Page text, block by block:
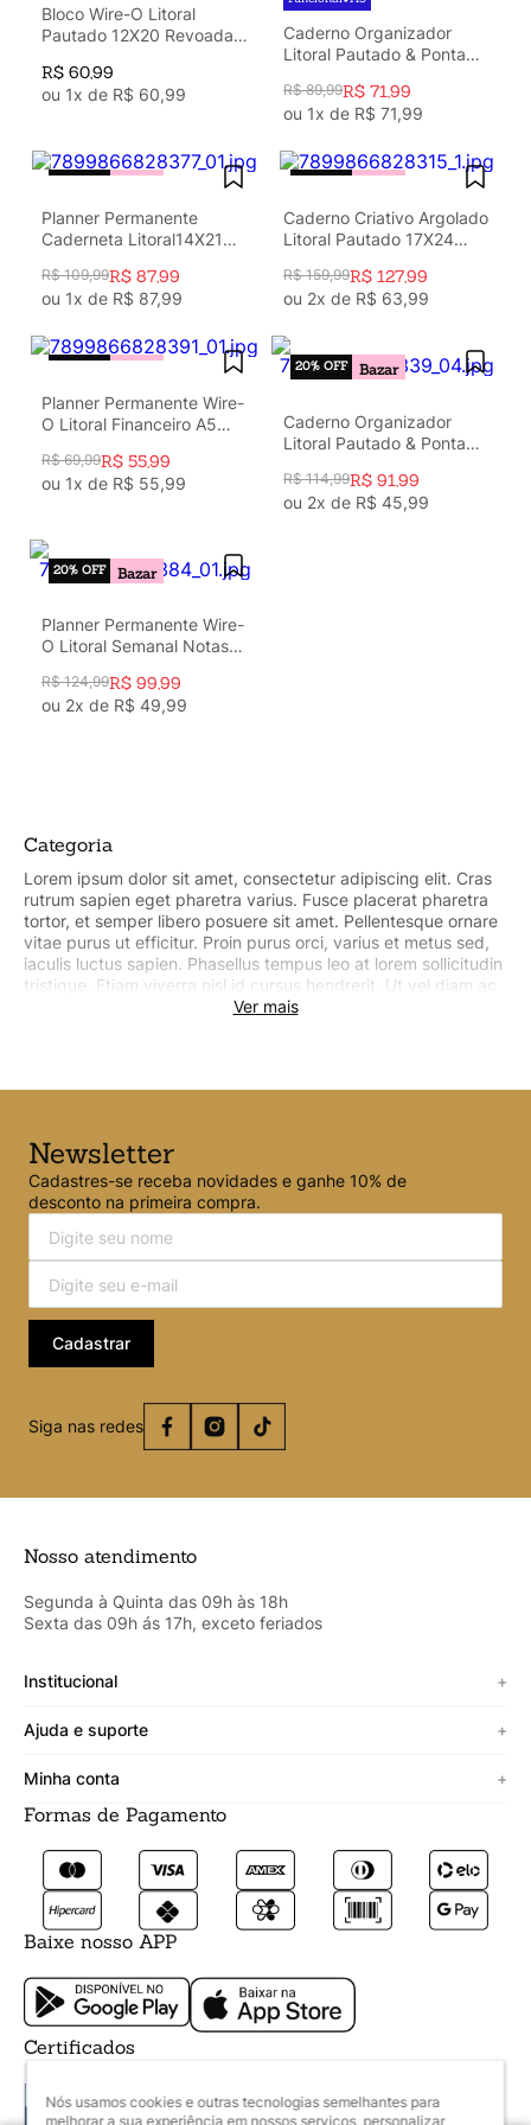
Nós usamos cookies e outras tecnologias semelhantes para
melhorar a sua experiência em nossos serviços, personalizar
Bloco Wire-O Litoral
Pautado 12X20 Revoada
R$ 60,99
ou 1x de R$ 60,99
Caderno Organizador
Litoral Pautado & Pontado
R$ 89,99R$ 71,99
ou 1x de R$ 71,99
20%OFF
Planner Permanente
Caderneta Litoral14X21
R$ 109,99R$ 87,99
ou 1x de R$ 87,99
20%OFF
Caderno Criativo Argolado
Litoral Pautado 17X24
R$ 159,99R$ 127,99
ou 2x de R$ 63,99
20%OFF
Planner Permanente Wire-
O Litoral Financeiro A5
R$ 69,99R$ 5599
ou 1x de R$ 55,99
20% OFF Bazar
Caderno Organizador
Litoral Pautado & Pontado
R$ 114,99R$ 91 99
ou 2x de R$ 45,99
20% OFF Bazar
Planner Permanente Wire-
O Litoral Semanal Notas
R$ 124,99R$ 99,99
ou 2x de R$ 49,99
Categoria
Lorem ipsum dolor sit amet, consectetur adipiscing elit. Cras
rutrum sapien eget pharetra varius. Fusce placerat pharetra
tortor, et semper libero posuere sit amet. Pellentesque ornare
vitae purus ut efficitur. Proin purus orci, varius et metus sed,
iaculis luctus sapien. Phasellus tempus leo at lorem sollicitudin
tristique. Etiam viverra nisl id cursus hendrerit. Ut vel diam ac
tellus commodo pharetra sit amet egestas urna. Lorem ipsum
purus ut efficitur. Proin purus orci, varius et metus sed, iaculis
Ver mais
Newsletter
Cadastres-se receba novidades e ganhe 10% de
desconto na primeira compra.
Cadastrar
Siga nas redes
Nosso atendimento
Segunda à Quinta das 09h às 18h
Sexta das 09h ás 17h, exceto feriados
Institucional +
Sobre a Cicero
Fale conosco
Ajuda e suporte +
Termos de uso
Política de segurança
Prazos de entrega
Formas de pagamento
Minha conta +
Meus Dados
Meus Pedidos
Meus Favoritos
Formas de Pagamento
Baixe nosso APP
Certificados